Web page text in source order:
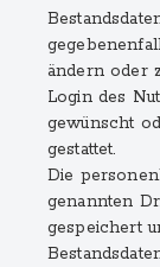
ändern oder
Login des
gewünscht
gestattet.
Die
genannten
gespeichert